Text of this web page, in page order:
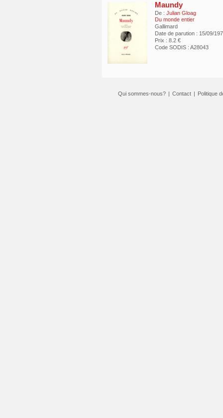
Maundy
De : Julian Gloag
Du monde entier
Gallimard
Date de parution : 15/09/
Prix : 8.2 €
Code SODIS : A28043
Qui sommes-nous? | Contact | Politique